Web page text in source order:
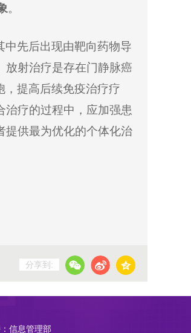
。
中先后出现由靶向药物导
放射治疗是存在门静脉癌
，提高后续免疫治疗疗
治疗的过程中，应加强患
提供最为优化的个体化治
分享到:
信息管理部